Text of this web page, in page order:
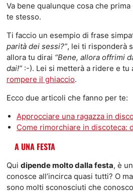
Va bene qualunque cosa che
te stesso.
Ti faccio un esempio di frase
parità dei sessi?”, lei ti risponderà
allora tu dirai “Bene, allora offrimi
dai!”:-). Lei si metterà a ridere e tu
rompere il ghiaccio.
Ecco due articoli che fanno per te:
Approcciare una ragazza in
Come rimorchiare in discoteca:
A UNA FESTA
Qui dipende molto dalla festa, è
conosce all’incirca quasi tutti? O
sono molti sconosciuti che